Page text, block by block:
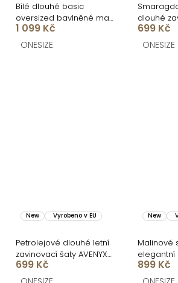
Bílé dlouhé basic
oversized bavlněné maxi
košilové šaty FLARETA
1 099 Kč
ONESIZE
dlouhé
AVENYXA
699 Kč
ONESIZE
New Vyrobeno v EU
Petrolejové dlouhé letní
zavinovací šaty AVENYXA
s páskem
699 Kč
New
Malinové
elegantní
dlouhým
899 Kč